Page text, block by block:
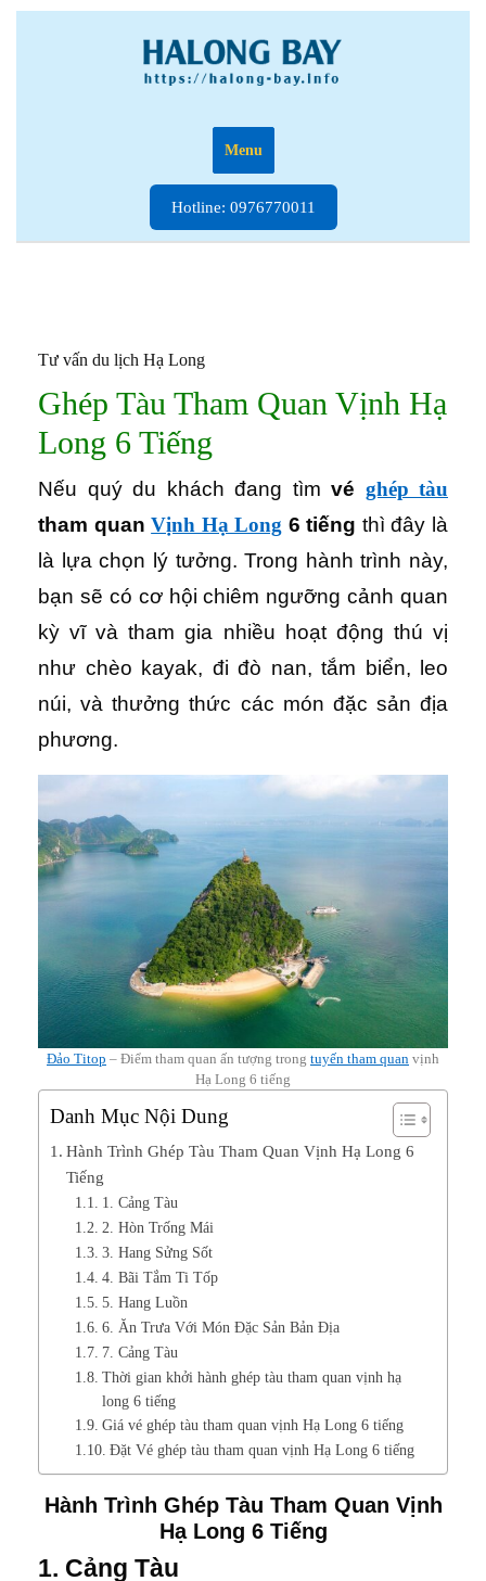
Menu
Hotline: 0976770011
0976770011
Tư vấn du lịch Hạ Long
Ghép Tàu Tham Quan Vịnh Hạ
Long 6 Tiếng
Nếu quý du khách đang tìm vé ghép tàu
tham quanVịnh Hạ Long 6 tiếng thì đây là
là lựa chọn lý tưởng. Trong hành trình này,
bạn sẽ có cơ hội chiêm ngưỡng cảnh quan
kỳ vĩ và tham gia nhiều hoạt động thú vị
như chèo kayak, đi đò nan, tắm biển, leo
núi, và thưởng thức các món đặc sản địa
phương.
Đảo Titop – Điểm tham quan ấn tượng trong tuyến tham quan vịnh
Hạ Long 6 tiếng
Danh Mục Nội Dung
Hành Trình Ghép Tàu Tham Quan Vịnh Hạ Long 6
Tiếng
1. Cảng Tàu
2. Hòn Trống Mái
3. Hang Sửng Sốt
4. Bãi Tắm Ti Tốp
5. Hang Luồn
6. Ăn Trưa Với Món Đặc Sản Bản Địa
7. Cảng Tàu
Thời gian khởi hành ghép tàu tham quan vịnh hạ
long 6 tiếng
Giá vé ghép tàu tham quan vịnh Hạ Long 6 tiếng
Đặt Vé ghép tàu tham quan vịnh Hạ Long 6 tiếng
Hành Trình Ghép Tàu Tham Quan Vịnh
Hạ Long 6 Tiếng
1. Cảng Tàu